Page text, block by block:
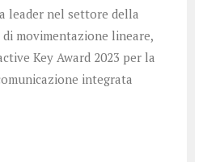
leader nel settore della
movimentazione lineare,
Key Award 2023 per la
integrata